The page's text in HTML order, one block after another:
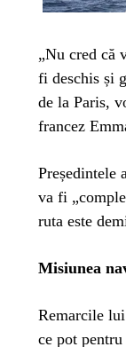
„Nu cred că
fi deschis și
de la Paris,
francez
Președintele
va fi
ruta este
Misiunea
Remarcile
ce pot